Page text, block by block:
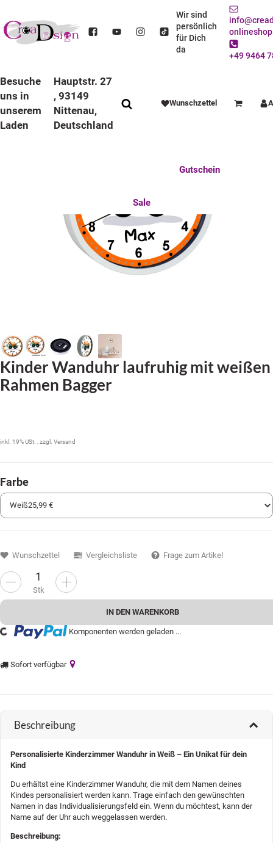
Wir sind
persönlich
für Dich
da
+49 9464
Besuche
uns in
unserem
Laden
Hauptstr. 27
, 93149
Nittenau,
Deutschland
Wunschzettel Warenkorb
Gutschein
Sale
KINDER WANDUHR LAUFRUHIG MIT BUNTEN RAHMEN BAGGER
Kinder Wanduhr laufruhig mit weißen
Rahmen Bagger
inkl. 19% USt. , zzgl. Versand
Farbe
Stk
IN DEN WARENKORB
Komponenten werden geladen ...
Sofort verfügbar
Wunschzettel Vergleichsliste Frage zum Artikel
Beschreibung
Personalisierte Kinderzimmer Wanduhr in Weiß – Ein Unikat für dein
Kind
Du erhältst eine Kinderzimmer Wanduhr, die mit dem Namen deines
Kindes personalisiert werden kann. Trage einfach den gewünschten
Namen in das Individualisierungsfeld ein. Wenn du möchtest, kann der
Name auf der Uhr auch weggelassen werden.
Beschreibung: